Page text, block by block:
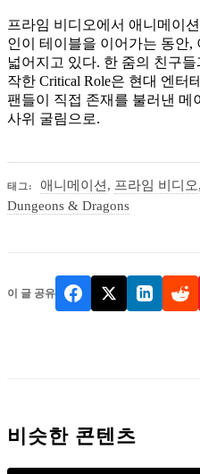
프라임 비디오에서 애니메이
인이 테이블을 이어가는 동안,
넓어지고 있다. 한 줌의 친구
작한 Critical Role은 현대 엔터
팬들이 직접 존재를 불러낸
사위 굴림으로.
태그: 애니메이션, 프라임 비디오
Dungeons & Dragons
이 글 공유
비슷한 콘텐츠